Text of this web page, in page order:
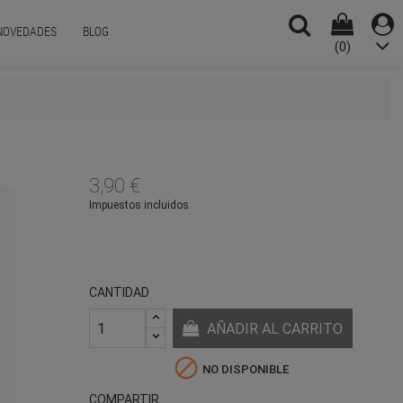
BLOG
(0)
3,90 €
Impuestos incluidos
CANTIDAD
AÑADIR AL CARRITO
 NO DISPONIBLE
COMPARTIR